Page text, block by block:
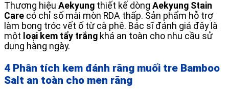
Thương hiệu Aekyung thiết kế dòng Aekyung Stain
Care có chỉ số mài mòn RDA thấp. Sản phẩm hỗ trợ
làm bong tróc vết ố từ cà phê. Bác sĩ đánh giá đây là
một loại kem tẩy trắng khá an toàn cho nhu cầu sử
dụng hàng ngày.
4 Phân tích kem đánh răng muối tre Bamboo
Salt an toàn cho men răng